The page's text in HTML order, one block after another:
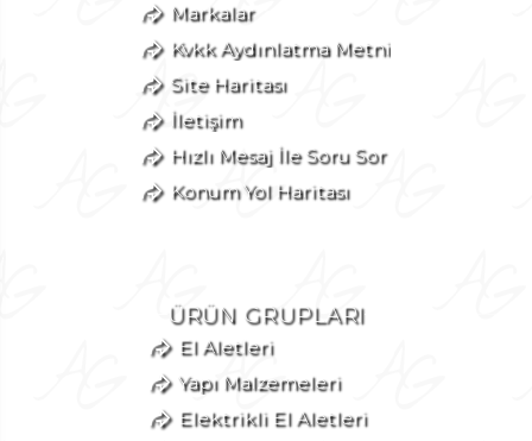
Markalar
Kvkk Aydınlatma Metni
Site Haritası
İletişim
Hızlı Mesaj İle Soru Sor
Konum Yol Haritası
ÜRÜN GRUPLARI
El Aletleri
Yapı Malzemeleri
Elektrikli El Aletleri